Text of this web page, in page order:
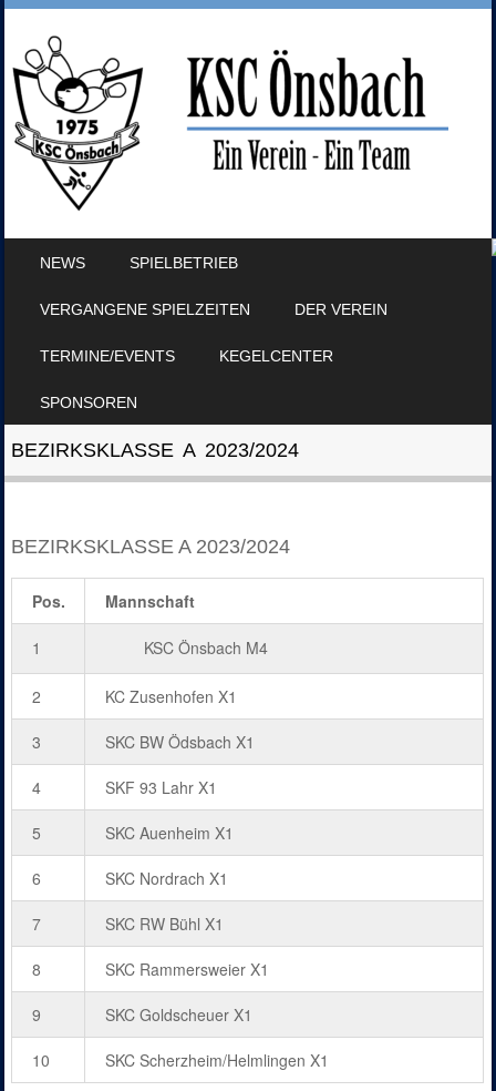
NEWS SPIELBETRIEB
VERGANGENE SPIELZEITEN DER VEREIN
TERMINE/EVENTS KEGELCENTER
SPONSOREN
BEZIRKSKLASSE A 2023/2024
BEZIRKSKLASSE A 2023/2024
Pos. Mannschaft
1 KSC Önsbach M4
2 KC Zusenhofen X1
3 SKC BW Ödsbach X1
4 SKF 93 Lahr X1
5 SKC Auenheim X1
6 SKC Nordrach X1
7 SKC RW Bühl X1
8 SKC Rammersweier X1
9 SKC Goldscheuer X1
10 SKC Scherzheim/Helmlingen X1